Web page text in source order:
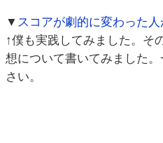
▼ スコアが劇的に変わった
↑僕も実践してみました。そ
想について書いてみました
さい。